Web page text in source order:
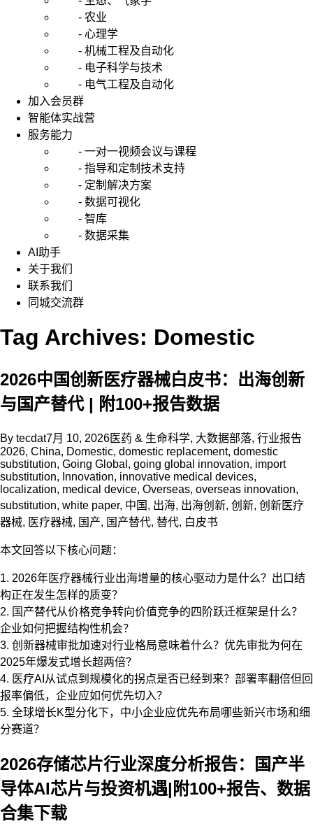
- 农业
- 心理学
- 机械工程及自动化
- 电子科学与技术
- 电气工程及自动化
加入会员群
智能体实战营
服务能力
- 一对一视频会议与课程
- 指导和定制技术支持
- 定制解决方案
- 数据可视化
- 智库
- 数据采集
AI助手
关于我们
联系我们
同城交流群
Tag Archives: Domestic
2026中国创新医疗器械白皮书：出海创新
与国产替代 | 附100+报告数据
By tecdat7月 10, 2026医药 & 生命科学, 大数据部落, 行业报告
2026, China, Domestic, domestic replacement, domestic
substitution, Going Global , going global innovation, import
substitution, Innovation, innovative medical devices,
localization, medical device, Overseas, overseas innovation,
substitution, white paper, 中国 , 出海, 出海创新, 创新, 创新医疗
器械, 医疗器械, 国产, 国产替代, 替代, 白皮书
本文回答以下核心问题：
1. 2026年医疗器械行业出海增量的核心驱动力是什么？出口结
构正在发生怎样的质变？
2. 国产替代从价格竞争转向价值竞争的四阶跃迁框架是什么？
企业如何把握结构性机会？
3. 创新器械审批加速对行业格局意味着什么？优先审批为何在
2025年爆发式增长超两倍？
4. 医疗AI从试点到规模化的拐点是否已经到来？部署率翻倍但回
报率偏低，企业应如何优先切入？
5. 全球增长K型分化下，中小企业应优先布局哪些新兴市场和细
分赛道？
2026存储芯片行业深度分析报告：国产半
导体AI芯片与投资机遇|附100+报告、数据
合集下载